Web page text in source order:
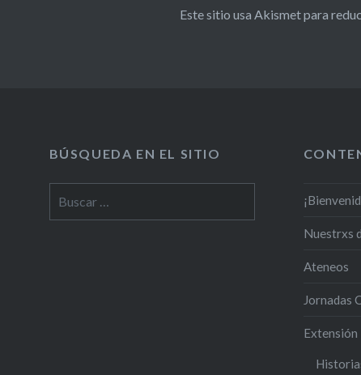
Este sitio usa Akismet para
BÚSQUEDA EN EL SITIO
Nuestrxs
Ateneos
Jornadas